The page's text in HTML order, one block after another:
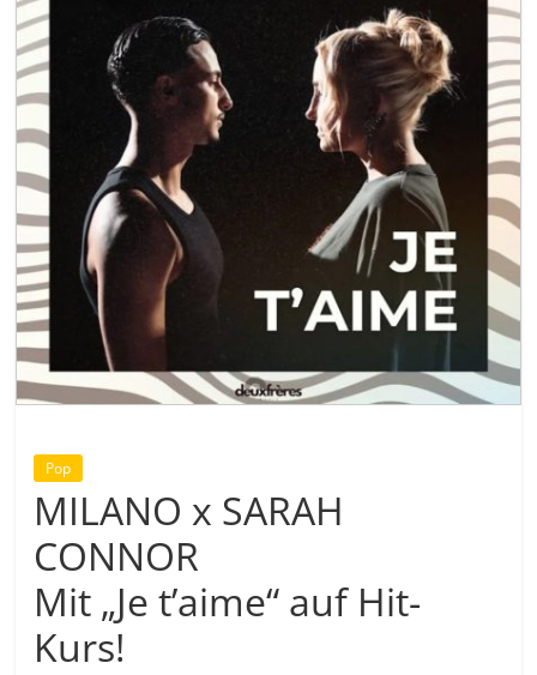
Pop
MILANO x SARAH
CONNOR
Mit „Je t’aime“ auf Hit-
Kurs!